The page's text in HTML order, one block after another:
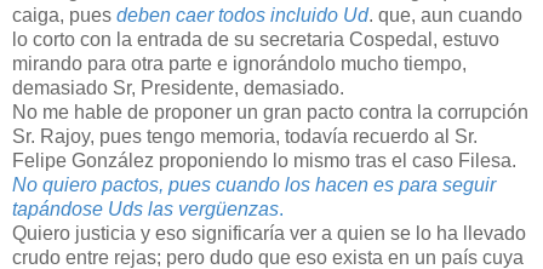
caiga, pues deben caer todos incluido Ud. que, aun cuando
lo corto con la entrada de su secretaria Cospedal, estuvo
mirando para otra parte e ignorándolo mucho tiempo,
demasiado Sr, Presidente, demasiado.
No me hable de proponer un gran pacto contra la corrupción
Sr. Rajoy, pues tengo memoria, todavía recuerdo al Sr.
Felipe González proponiendo lo mismo tras el caso Filesa.
No quiero pactos, pues cuando los hacen es para seguir
tapándose Uds las vergüenzas.
Quiero justicia y eso significaría ver a quien se lo ha llevado
crudo entre rejas; pero dudo que eso exista en un país cuya